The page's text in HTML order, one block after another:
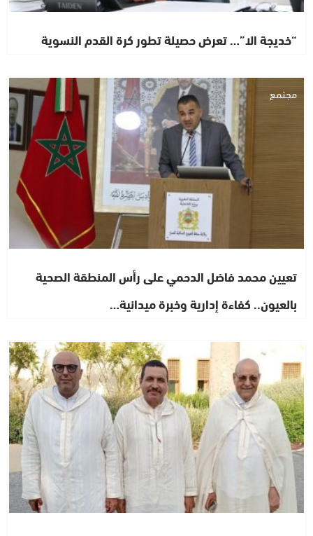
“خديجة الا”… تعرض حصيلة تطور كرة القدم النسوية
مجتمع
تعيين محمد فاضل الدحمي على رأس المنطقة الصحية
بالعيون.. كفاءة إدارية وخبرة ميدانية…
اشطاري